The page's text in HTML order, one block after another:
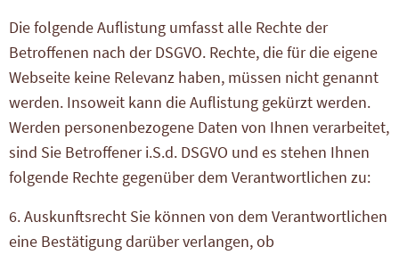
Die folgende Auflistung umfasst alle Rechte der
Betroffenen nach der DSGVO. Rechte, die für die eigene
Webseite keine Relevanz haben, müssen nicht genannt
werden. Insoweit kann die Auflistung gekürzt werden.
Werden personenbezogene Daten von Ihnen verarbeitet,
sind Sie Betroffener i.S.d. DSGVO und es stehen Ihnen
folgende Rechte gegenüber dem Verantwortlichen zu:
6. Auskunftsrecht Sie können von dem Verantwortlichen
eine Bestätigung darüber verlangen, ob